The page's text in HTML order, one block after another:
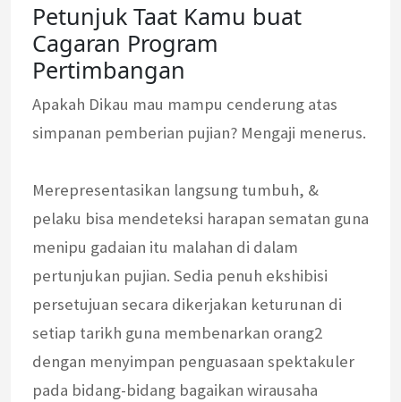
Petunjuk Taat Kamu buat
Cagaran Program
Pertimbangan
Apakah Dikau mau mampu cenderung atas
simpanan pemberian pujian? Mengaji menerus.
Merepresentasikan langsung tumbuh, &
pelaku bisa mendeteksi harapan sematan guna
menipu gadaian itu malahan di dalam
pertunjukan pujian. Sedia penuh ekshibisi
persetujuan secara dikerjakan keturunan di
setiap tarikh guna membenarkan orang2
dengan menyimpan penguasaan spektakuler
pada bidang-bidang bagaikan wirausaha